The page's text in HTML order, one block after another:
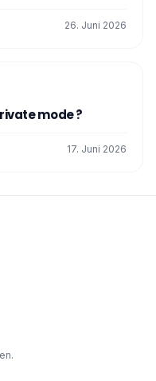
26. Juni 2026
mode ?
17. Juni 2026